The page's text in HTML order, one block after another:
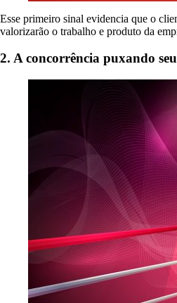
Esse primeiro sinal evidencia que o
valorizarão o trabalho e produto da
2. A concorrência puxando